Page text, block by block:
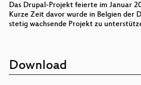
Das Drupal-Projekt feierte im Januar
Kurze Zeit davor wurde in Belgien der
stetig wachsende Projekt zu
Download